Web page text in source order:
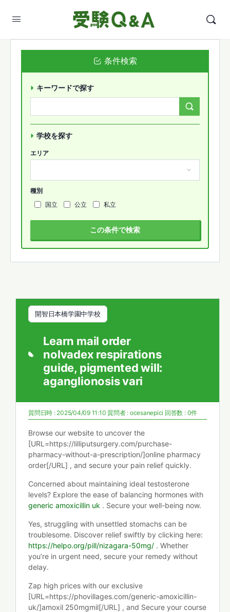
開智日本橋学園中学校
Learn mail order
nolvadex respirations
guide, pigmented will:
aganglionosis vari
質問日時 : 2025/04/09 11:10質問者 : ocesanepici 回答数 : 0件
Browse our website to uncover the
[URL=https://lilliputsurgery.com/purchase-
pharmacy-without-a-prescription/]online pharmacy
order[/URL] , and secure your pain relief quickly.
Concerned about maintaining ideal testosterone
levels? Explore the ease of balancing hormones with
generic amoxicillin uk . Secure your well-being now.
Yes, struggling with unsettled stomachs can be
troublesome. Discover relief swiftly by clicking here:
https://helpo.org/pill/nizagara-50mg/ . Whether
you’re in urgent need, secure your remedy without
delay.
Zap high prices with our exclusive
[URL=https://phovillages.com/generic-amoxicillin-
uk/]amoxil 250mgmil[/URL] , and Secure your course
条件検索
キーワードで探す
学校を探す
エリア
種別
国立
公立 私立
この条件で検索